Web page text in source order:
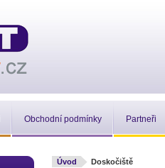
Obchodní podmínky Partneři
Úvod Doskočiště